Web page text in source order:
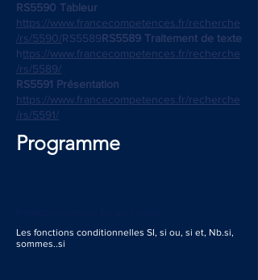
RS5590 Tableur
https://www.francecompetences.fr/recherche
/rs/5590/RS5589RS5589 Traitement de texte
https://www.francecompetences.fr/recherche
/rs/5589/
RS5591 Présentation
https://www.francecompetences.fr/recherche
/rs/5591/
Programme
Les fonctions conditionnelles SI, si ou, si et, Nb.si,
sommes..si